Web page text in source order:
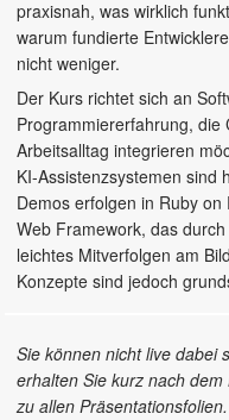
praxisnah, was wirklich
warum fundierte
nicht weniger.
Der Kurs richtet sich an
Programmiererfahrung, die
Arbeitsalltag integrieren
KI-Assistenzsystemen sind
Demos erfolgen in Ruby
Web Framework, das
leichtes Mitverfolgen am
Konzepte sind jedoch
Sie können nicht live dabei
erhalten Sie kurz nach
zu allen Präsentationsfolien.